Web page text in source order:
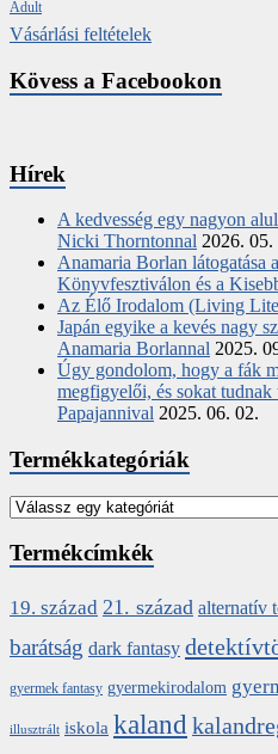
Adult
Vásárlási feltételek
Kövess a Facebookon
Hírek
A kedvesség egy nagyon
Nicki Thorntonnal 2026. 05.
Anamaria Borlan látogatása
Könyvfesztiválon és a
Az Élő Irodalom (Living
Japán egyike a kevés nagy
Anamaria Borlannal 2025.
Úgy gondolom, hogy a fák
megfigyelői, és sokat
Papajannival 2025. 06. 02.
Termékkategóriák
Termékcímkék
19. század 21. század alternatív
barátság dark fantasy
gyermek fantasy gyermekirodalom
illusztrált iskola kaland